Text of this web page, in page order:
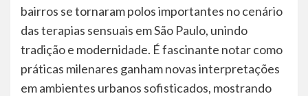
bairros se tornaram polos importantes no cenário
das terapias sensuais em São Paulo, unindo
tradição e modernidade. É fascinante notar como
práticas milenares ganham novas interpretações
em ambientes urbanos sofisticados, mostrando